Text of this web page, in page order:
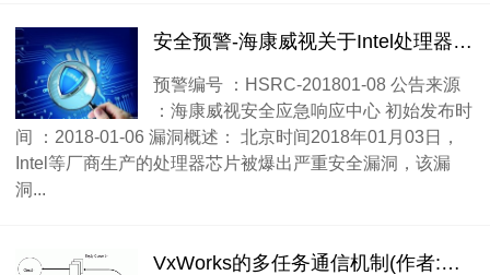
安全预警-海康威视关于Intel处理器Meltdown和Spectre安全漏洞的公告
预警编号 ：HSRC-201801-08 公告来源
：海康威视安全应急响应中心 初始发布时
间 ：2018-01-06 漏洞概述： 北京时间2018年01月03日，
Intel等厂商生产的处理器芯片被爆出严重安全漏洞，该漏
洞...
VxWorks的多任务通信机制(作者:陈军科)